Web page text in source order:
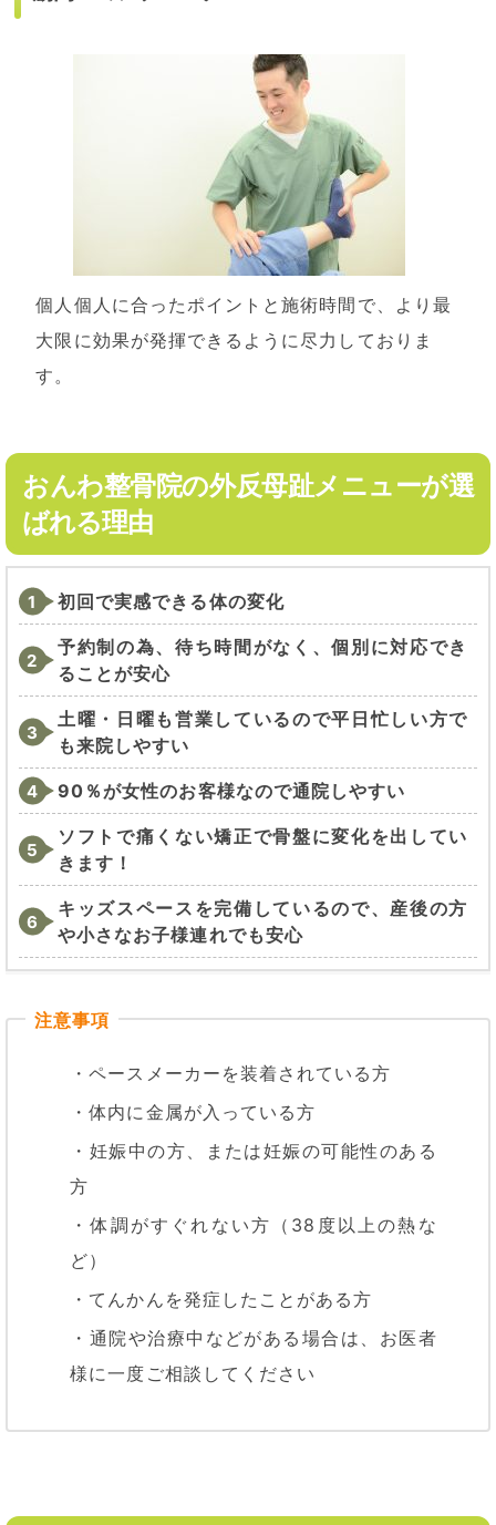
個人個人に合ったポイントと施術時間で、より最
大限に効果が発揮できるように尽力しておりま
す。
おんわ整骨院の外反母趾メニューが選
ばれる理由
初回で実感できる体の変化
予約制の為、待ち時間がなく、個別に対応でき
ることが安心
土曜・日曜も営業しているので平日忙しい方で
も来院しやすい
90％が女性のお客様なので通院しやすい
ソフトで痛くない矯正で骨盤に変化を出してい
きます！
キッズスペースを完備しているので、産後の方
や小さなお子様連れでも安心
・ペースメーカーを装着されている方
・体内に金属が入っている方
・妊娠中の方、または妊娠の可能性のある
方
・体調がすぐれない方（38度以上の熱な
ど）
・てんかんを発症したことがある方
・通院や治療中などがある場合は、お医者
様に一度ご相談してください